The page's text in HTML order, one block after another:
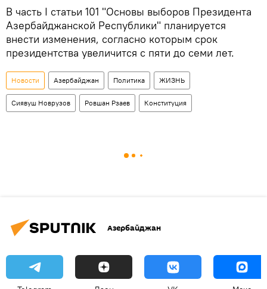
В часть I статьи 101 "Основы выборов Президента
Азербайджанской Республики" планируется
внести изменения, согласно которым срок
президентства увеличится с пяти до семи лет.
Новости Азербайджан Политика ЖИЗНЬ
Сиявуш Новрузов Ровшан Рзаев Конституция
Азербайджан